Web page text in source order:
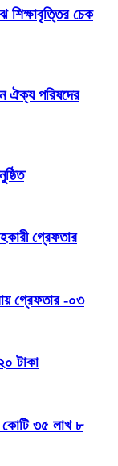
শিক্ষাবৃত্তির চেক
ঐক্য পরিষদের
গ্রেফতার
গ্রেফতার -০৩
টাকা
কোটি ৩৫ লাখ ৮